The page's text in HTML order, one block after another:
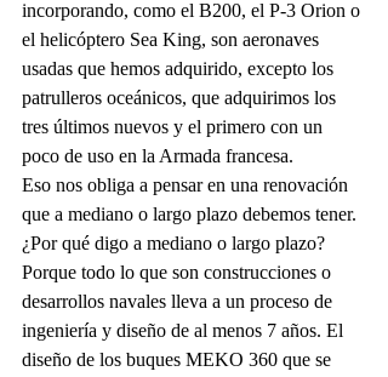
incorporando, como el B200, el P-3 Orion o
el helicóptero Sea King, son aeronaves
usadas que hemos adquirido, excepto los
patrulleros oceánicos, que adquirimos los
tres últimos nuevos y el primero con un
poco de uso en la Armada francesa.
Eso nos obliga a pensar en una renovación
que a mediano o largo plazo debemos tener.
¿Por qué digo a mediano o largo plazo?
Porque todo lo que son construcciones o
desarrollos navales lleva a un proceso de
ingeniería y diseño de al menos 7 años. El
diseño de los buques MEKO 360 que se